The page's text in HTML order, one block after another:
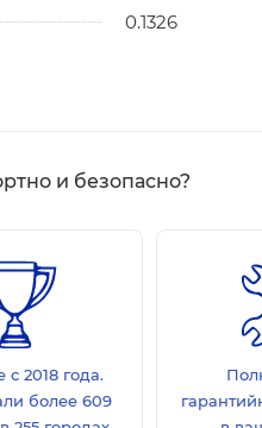
0.1326
и безопасно?
2018 года.
более 609